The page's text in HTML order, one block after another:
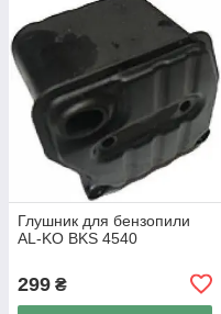
Глушник для бензопили
AL-KO BKS 4540
299 ₴